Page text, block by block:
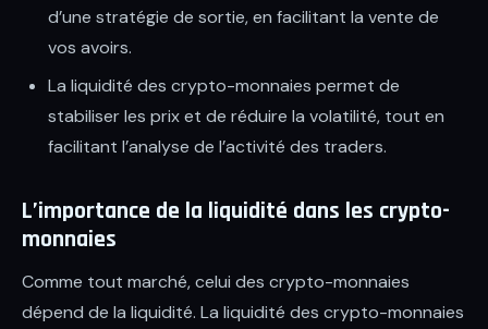
d’une stratégie de sortie, en facilitant la vente de
vos avoirs.
La liquidité des crypto-monnaies permet de
stabiliser les prix et de réduire la volatilité, tout en
facilitant l’analyse de l’activité des traders.
L’importance de la liquidité dans les crypto-
monnaies
Comme tout marché, celui des crypto-monnaies
dépend de la liquidité. La liquidité des crypto-monnaies